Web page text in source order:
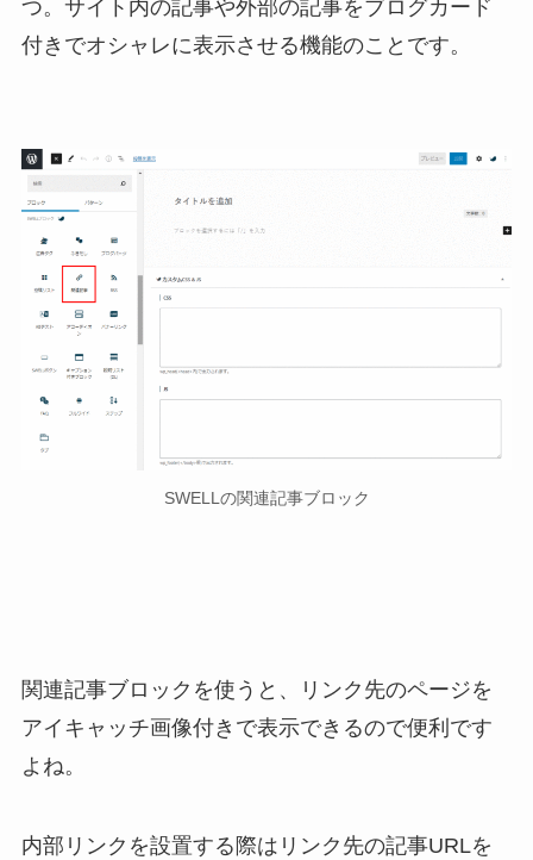
つ。サイト内の記事や外部の記事をブログカード
付きでオシャレに表示させる機能のことです。
SWELLの関連記事ブロック
関連記事ブロックを使うと、リンク先のページを
アイキャッチ画像付きで表示できるので便利です
よね。
内部リンクを設置する際はリンク先の記事URLを